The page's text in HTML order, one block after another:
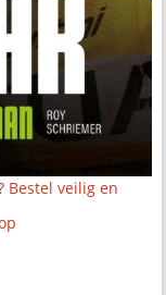
Bestel veilig en